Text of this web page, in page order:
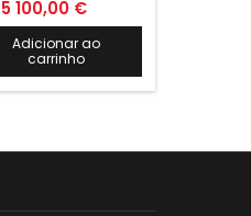
que buscam
energética e
Com
de 40KW, é
5 100,00 €
Adicionar ao
carrinho